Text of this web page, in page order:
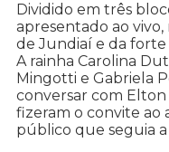
Dividido em três
apresentado ao
de Jundiaí e da forte
A rainha Carolina
Mingotti e Gabriela
conversar com
fizeram o convite ao
público que seguia